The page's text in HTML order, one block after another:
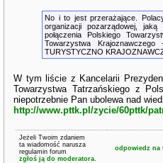
No i to jest przerażające.
organizacji pozarządowej,
połączenia Polskiego
Towarzystwa Krajoznawczego
TURYSTYCZNO
W tym liście z Kancelarii
Towarzystwa Tatrzańskiego z
niepotrzebnie Pan ubolewa nad
http://www.pttk.pl/zycie/60pttk/
Jeżeli Twoim zdaniem
ta wiadomość narusza
regulamin forum
zgłoś ją do moderatora.
odpowiedz na